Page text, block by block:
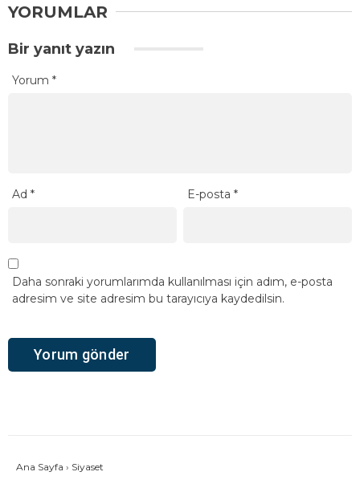
YORUMLAR
Bir yanıt yazın
Yorum *
Ad * E-posta*
Daha sonraki yorumlarımda kullanılması için adım, e-posta
adresim ve site adresim bu tarayıcıya kaydedilsin.
Ana Sayfa › Siyaset